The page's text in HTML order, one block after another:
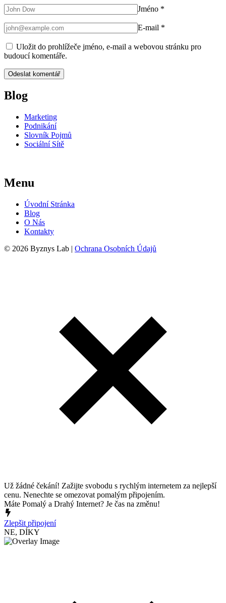
Jméno *
E-mail *
Uložit do prohlížeče jméno, e-mail a webovou stránku pro
budoucí komentáře.
Blog
Marketing
Podnikání
Slovník Pojmů
Sociální Sítě
Menu
Úvodní Stránka
Blog
O Nás
Kontakty
© 2026 Byznys Lab | Ochrana Osobních Údajů
Už žádné čekání! Zažijte svobodu s rychlým internetem za nejlepší
cenu. Nenechte se omezovat pomalým připojením.
Máte Pomalý a Drahý Internet? Je čas na změnu!
Zlepšit připojení
NE, DÍKY